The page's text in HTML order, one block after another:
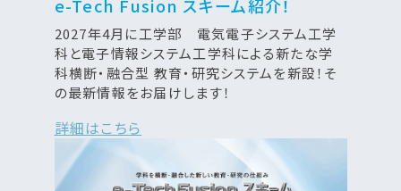
e-Tech Fusion スキーム紹介！
2027年4月に工学部 電気電子システム工学
科と電子情報システム工学科による新たな学
科横断・融合型 教育・研究システムを新設！そ
の最新情報をお届けします！
詳細はこちら